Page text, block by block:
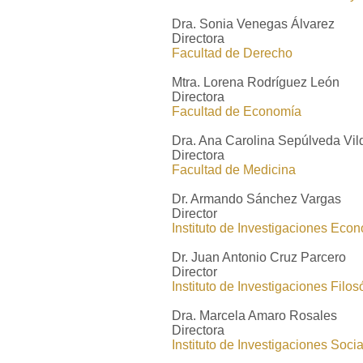
Dra. Sonia Venegas Álvarez
Directora
Facultad de Derecho
Mtra. Lorena Rodríguez León
Directora
Facultad de Economía
Dra. Ana Carolina Sepúlveda
Directora
Facultad de Medicina
Dr. Armando Sánchez Vargas
Director
Instituto de Investigaciones
Dr. Juan Antonio Cruz Parcero
Director
Instituto de Investigaciones
Dra. Marcela Amaro Rosales
Directora
Instituto de Investigaciones